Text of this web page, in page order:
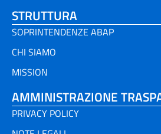
STRUTTURA
SOPRINTENDENZE ABAP
CHI SIAMO
MISSION
AMMINISTRAZIONE
PRIVACY POLICY